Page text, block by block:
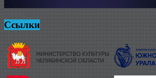
Ссылки